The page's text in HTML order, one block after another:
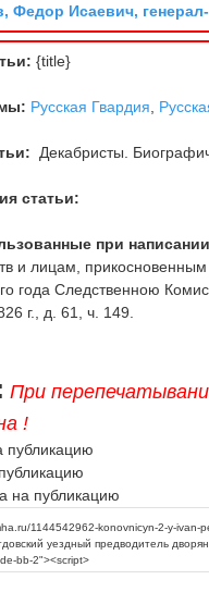
Федор Исаевич,
{title}
Русская Гвардия
Декабристы.
статьи:
при
и лицам,
года Следственною
г., д. 61, ч. 149.
При
!
публикацию
на публикацию